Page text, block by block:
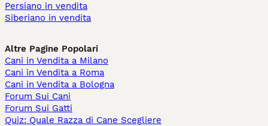
Persiano in vendita
Siberiano in vendita
Altre Pagine Popolari
Cani in Vendita a Milano
Cani in Vendita a Roma
Cani in Vendita a Bologna
Forum Sui Cani
Forum Sui Gatti
Quiz: Quale Razza di Cane Scegliere